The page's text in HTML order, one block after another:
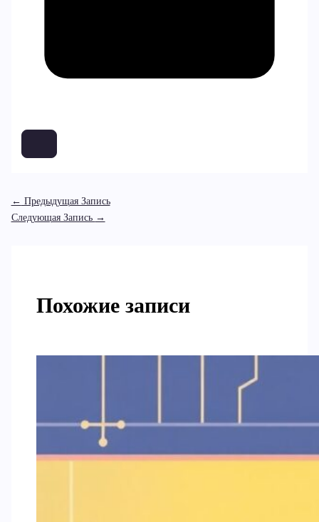
← Предыдущая Запись
Следующая Запись →
Похожие записи